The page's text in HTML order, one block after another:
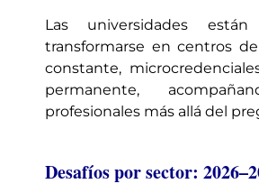
Las universidades
transformarse en centros
constante,
permanente,
profesionales más allá del
Desafíos por sector: